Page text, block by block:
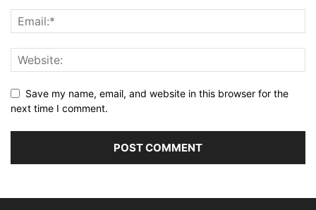
Save my name, email, and website in this browser for the
next time I comment.